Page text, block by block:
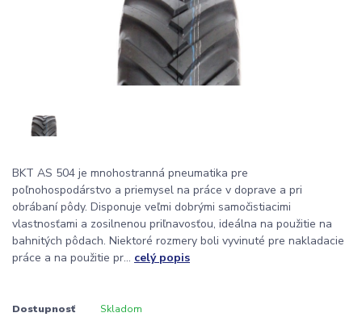
BKT AS 504 je mnohostranná pneumatika pre
poľnohospodárstvo a priemysel na práce v doprave a pri
obrábaní pôdy. Disponuje veľmi dobrými samočistiacimi
vlastnosťami a zosilnenou priľnavosťou, ideálna na použitie na
bahnitých pôdach. Niektoré rozmery boli vyvinuté pre nakladacie
práce a na použitie pr... celý popis
Dostupnosť Skladom